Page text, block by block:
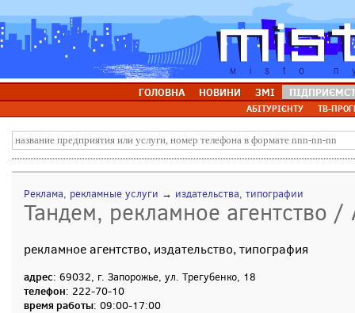
ГОЛОВНА НОВИНИ ЗМІ
АБІТУРІЄНТУ ТВ-
Реклама, рекламные услуги → издательства, типографии
Тандем, рекламное агентство
рекламное агентство, издательство, типография
адрес: 69032, г. Запорожье, ул. Трегубенко, 18
телефон: 222-70-10
время работы: 09:00-17:00